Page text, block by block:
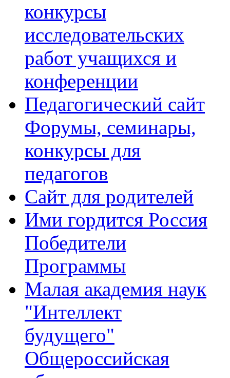
конкурсы
исследовательских
работ учащихся и
конференции
Педагогический сайт
Форумы, семинары,
конкурсы для
педагогов
Сайт для родителей
Ими гордится Россия
Победители
Программы
Малая академия наук
"Интеллект
будущего"
Общероссийская